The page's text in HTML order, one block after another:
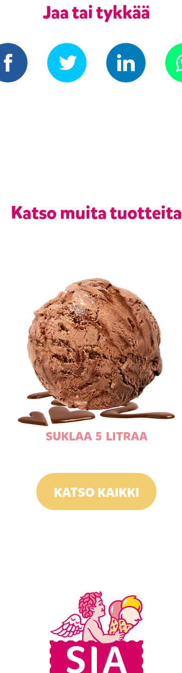
Jaa tai tykkää
Katso muita tuotteita
SUKLAA 5 LITRAA
KATSO KAIKKI